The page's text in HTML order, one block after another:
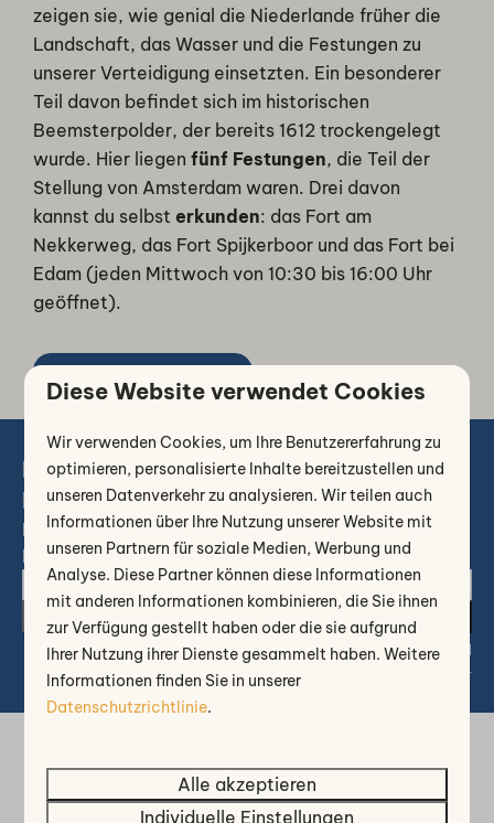
zeigen sie, wie genial die Niederlande früher die
Landschaft, das Wasser und die Festungen zu
unserer Verteidigung einsetzten. Ein besonderer
Teil davon befindet sich im historischen
Beemsterpolder, der bereits 1612 trockengelegt
wurde. Hier liegenfünf Festungen, die Teil der
Stellung von Amsterdam waren. Drei davon
kannst du selbsterkunden: das Fort am
Nekkerweg, das Fort Spijkerboor und das Fort bei
Edam (jeden Mittwoch von 10:30 bis 16:00 Uhr
geöffnet).
Melden Sie sich für unseren
Newsletter an
Erhalten Sie 10 € Rabatt auf Ihre nächste
Buchung
Senden
Gesichert durch reCaptcha,Datenschutzbestimmungen
gelten.
Bezahl sicher
Diese Website verwendet Cookies
Wir verwenden Cookies, um Ihre Benutzererfahrung zu
optimieren, personalisierte Inhalte bereitzustellen und
unseren Datenverkehr zu analysieren. Wir teilen auch
Informationen über Ihre Nutzung unserer Website mit
unseren Partnern für soziale Medien, Werbung und
Analyse. Diese Partner können diese Informationen
mit anderen Informationen kombinieren, die Sie ihnen
zur Verfügung gestellt haben oder die sie aufgrund
Ihrer Nutzung ihrer Dienste gesammelt haben. Weitere
Informationen finden Sie in unserer
Datenschutzrichtlinie.
Alle akzeptieren
Individuelle Einstellungen